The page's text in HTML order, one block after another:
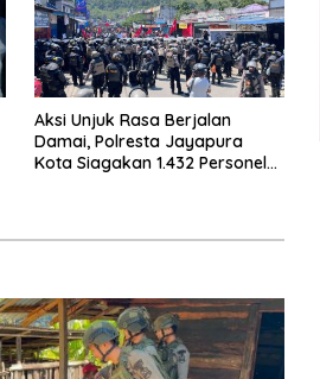
Aksi Unjuk Rasa Berjalan
Damai, Polresta Jayapura
Kota Siagakan 1.432 Personel